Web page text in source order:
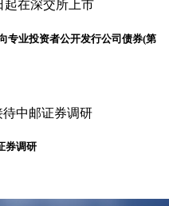
专业投资者公开发行公司债券(第
券调研